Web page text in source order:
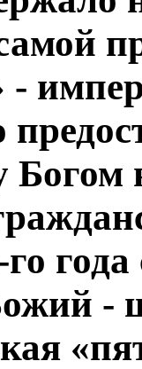
-
Богом
-